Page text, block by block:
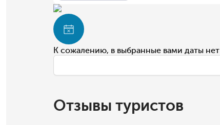
К сожалению, в выбранные вами даты
Отзывы туристов